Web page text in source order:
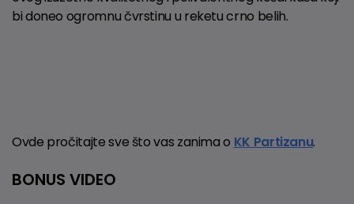
bi doneo ogromnu čvrstinu u reketu crno belih.
Ovde pročitajte sve što vas zanima o KK Partizanu.
BONUS VIDEO